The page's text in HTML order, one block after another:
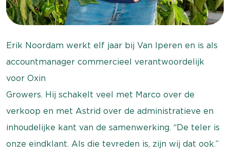
Erik Noordam werkt elf jaar bij Van Iperen en is als
accountmanager commercieel verantwoordelijk
voor Oxin
Growers. Hij schakelt veel met Marco over de
verkoop en met Astrid over de administratieve en
inhoudelijke kant van de samenwerking. “De teler is
onze eindklant. Als die tevreden is, zijn wij dat ook.”